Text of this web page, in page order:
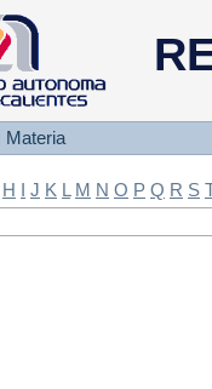
by: Materia
Materia
H I J K L M N O P Q R S